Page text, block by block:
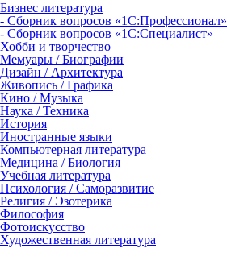
Бизнес литература
- Сборник вопросов «1С:Профессионал»
- Сборник вопросов «1С:Специалист»
Хобби и творчество
Мемуары / Биографии
Дизайн / Архитектура
Живопись / Графика
Кино / Музыка
Наука / Техника
История
Иностранные языки
Компьютерная литература
Медицина / Биология
Учебная литература
Психология / Саморазвитие
Религия / Эзотерика
Философия
Фотоискусство
Художественная литература